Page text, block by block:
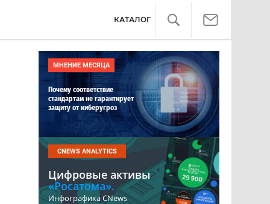
КАТАЛОГ
МНЕНИЕ МЕСЯЦА
Почему соответствие
стандартам не гарантирует
защиту от киберугроз
CNEWS ANALYTICS
Цифровые активы
«Росатома».
Инфографика CNews